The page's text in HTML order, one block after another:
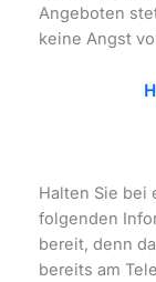
Angeboten
keine Angst
Halten Sie bei
folgenden
bereit, denn
bereits am